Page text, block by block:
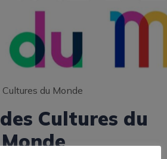
du Monde
Cultures du
Monde